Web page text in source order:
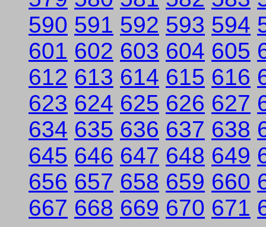
590 591 592 593 594
601 602 603 604 605
612 613 614 615 616
623 624 625 626 627
634 635 636 637 638
645 646 647 648 649
656 657 658 659 660
667 668 669 670 671